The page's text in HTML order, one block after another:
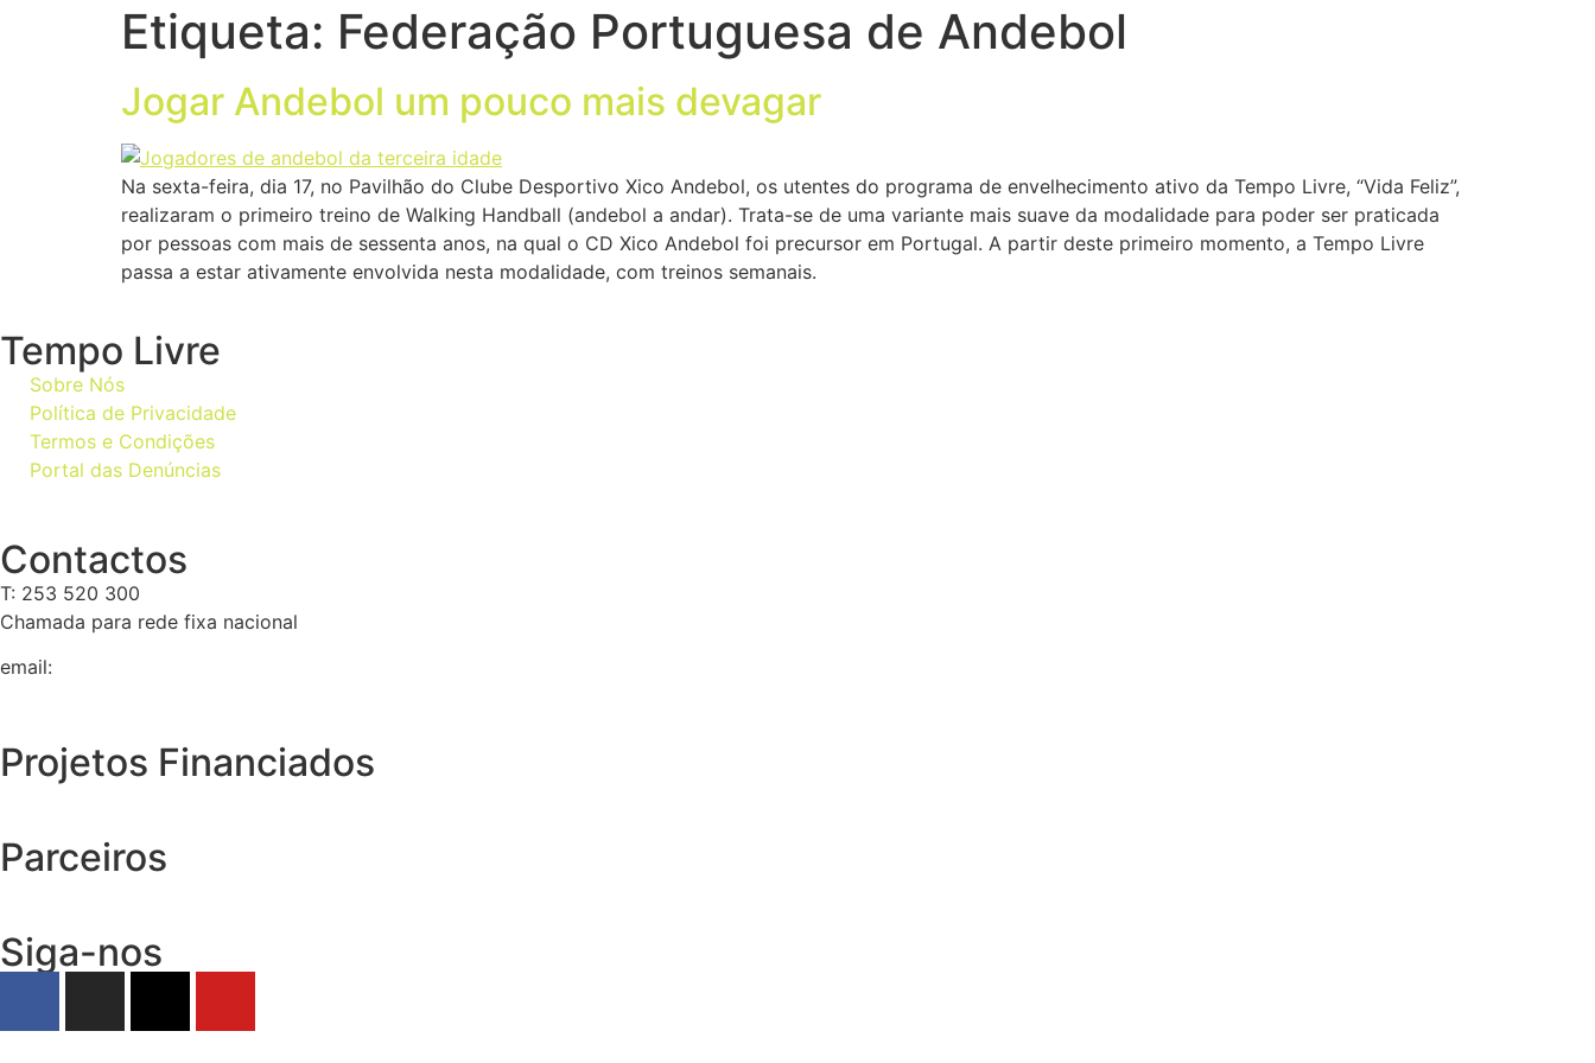
Etiqueta: Federação Portuguesa de Andebol
Jogar Andebol um pouco mais devagar
Na sexta-feira, dia 17, no Pavilhão do Clube Desportivo Xico Andebol, os utentes do programa de envelhecimento ativo da Tempo Livre, “Vida Feliz”,
realizaram o primeiro treino de Walking Handball (andebol a andar). Trata-se de uma variante mais suave da modalidade para poder ser praticada
por pessoas com mais de sessenta anos, na qual o CD Xico Andebol foi precursor em Portugal. A partir deste primeiro momento, a Tempo Livre
passa a estar ativamente envolvida nesta modalidade, com treinos semanais.
Tempo Livre
Sobre Nós
Política de Privacidade
Termos e Condições
Portal das Denúncias
Contactos
T: 253 520 300
Chamada para rede fixa nacional
email:
Projetos Financiados
Parceiros
Siga-nos